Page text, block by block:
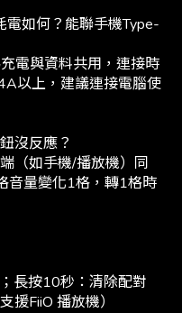
如何？能聯手機Type-
電與資料共用，連接時
以上，建議連接電腦使
沒反應？
（如手機/播放機）同
音量變化1格，轉1格時
長按10秒：清除配對
援FiiO 播放機）